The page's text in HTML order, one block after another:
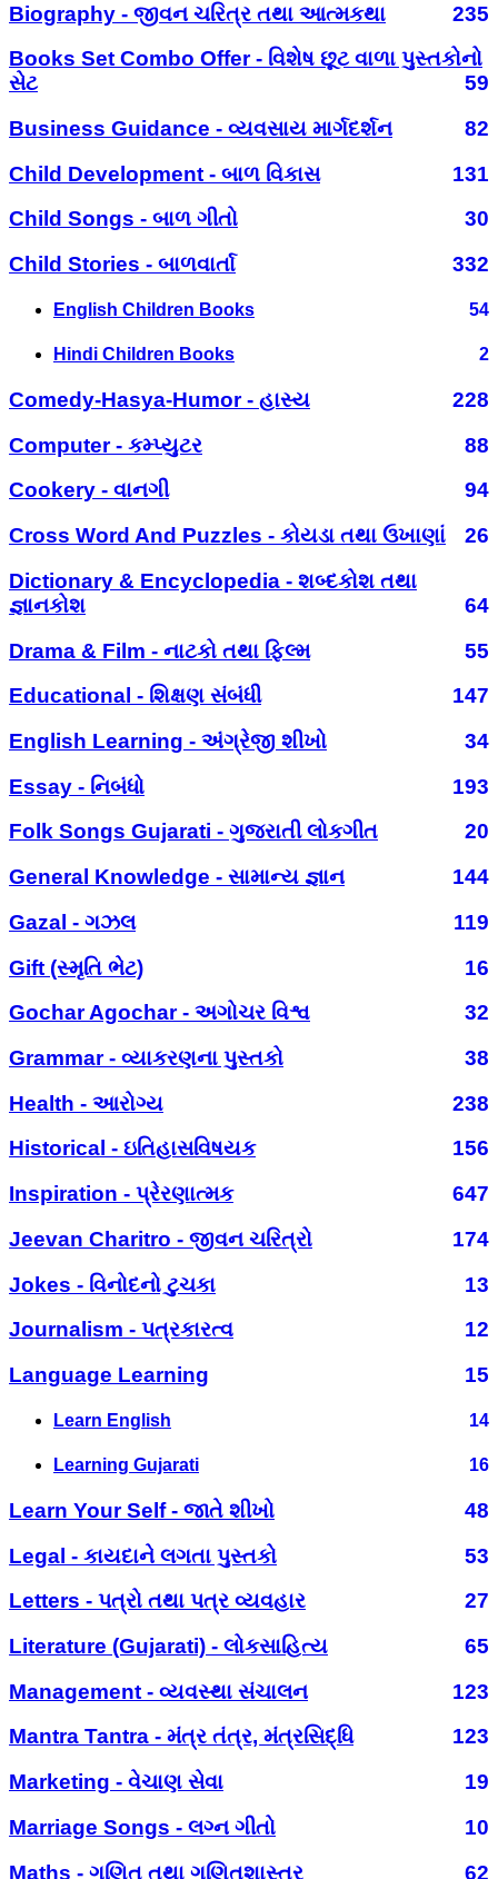
Biography - જીવન ચરિત્ર તથા આત્મકથા
235
Books Set Combo Offer - વિશેષ છૂટ વાળા પુસ્તકોનો
સેટ
59
Business Guidance - વ્યવસાય માર્ગદર્શન
82
Child Development - બાળ વિકાસ
131
Child Songs - બાળ ગીતો
30
Child Stories - બાળવાર્તા
332
English Children Books 54
Hindi Children Books 2
Comedy-Hasya-Humor - હાસ્ય
228
Computer - કમ્પ્યુટર
88
Cookery - વાનગી
94
Cross Word And Puzzles - કોયડા તથા ઉખાણાં
26
Dictionary & Encyclopedia - શબ્દકોશ તથા
જ્ઞાનકોશ
64
Drama & Film - નાટકો તથા ફિલ્મ
55
Educational - શિક્ષણ સંબંધી
147
English Learning - અંગ્રેજી શીખો
34
Essay - નિબંધો
193
Folk Songs Gujarati - ગુજરાતી લોકગીત
20
General Knowledge - સામાન્ય જ્ઞાન
144
Gazal - ગઝલ
119
Gift (સ્મૃતિ ભેટ)
16
Gochar Agochar - અગોચર વિશ્વ
32
Grammar - વ્યાકરણના પુસ્તકો
38
Health - આરોગ્ય
238
Historical - ઇતિહાસવિષયક
156
Inspiration - પ્રેરણાત્મક
647
Jeevan Charitro - જીવન ચરિત્રો
174
Jokes - વિનોદનો ટુચકા
13
Journalism - પત્રકારત્વ
12
Language Learning
15
Learn English 14
Learning Gujarati 16
Learn Your Self - જાતે શીખો
48
Legal - કાયદાને લગતા પુસ્તકો
53
Letters - પત્રો તથા પત્ર વ્યવહાર
27
Literature (Gujarati) - લોકસાહિત્ય
65
Management - વ્યવસ્થા સંચાલન
123
Mantra Tantra - મંત્ર તંત્ર, મંત્રસિદ્ધિ
123
Marketing - વેચાણ સેવા
19
Marriage Songs - લગ્ન ગીતો
10
Maths - ગણિત તથા ગણિતશાસ્ત્ર
62